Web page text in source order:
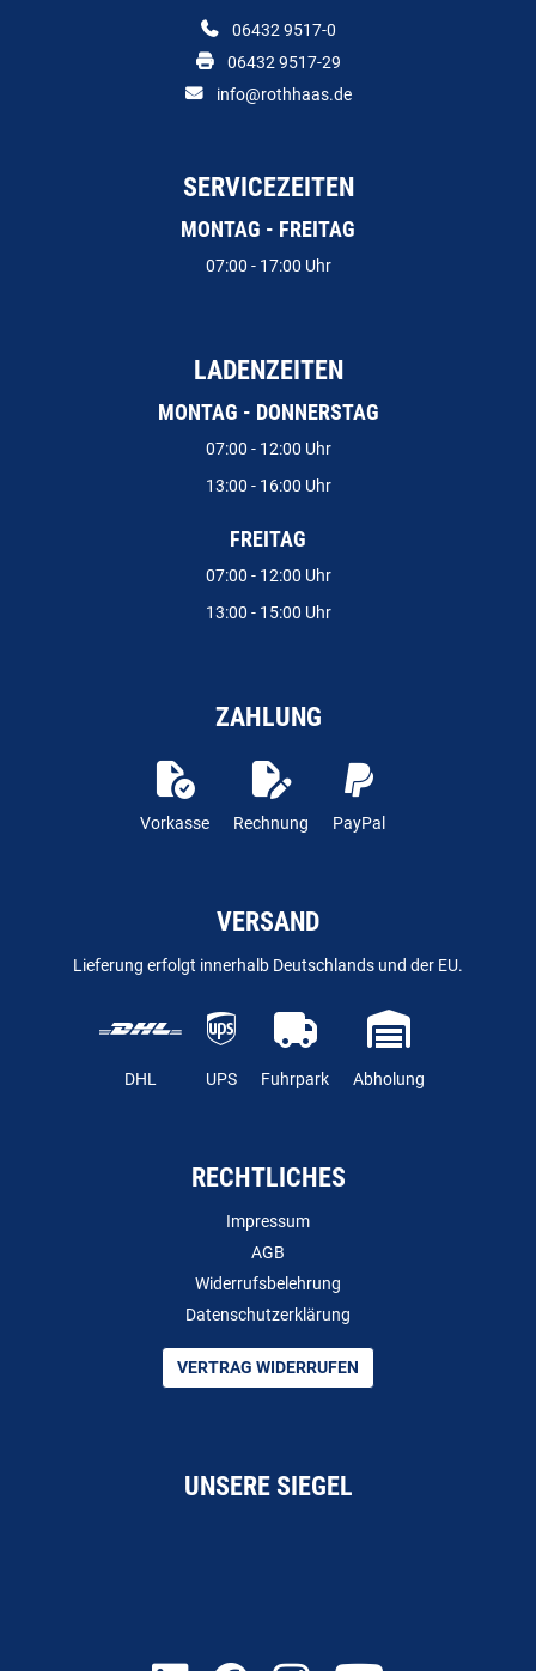
06432 9517-0
06432 9517-29
info@rothhaas.de
SERVICEZEITEN
MONTAG - FREITAG
07:00 - 17:00 Uhr
LADENZEITEN
MONTAG - DONNERSTAG
07:00 - 12:00 Uhr
13:00 - 16:00 Uhr
FREITAG
07:00 - 12:00 Uhr
13:00 - 15:00 Uhr
ZAHLUNG
Vorkasse Rechnung PayPal
VERSAND
Lieferung erfolgt innerhalb Deutschlands und der EU.
DHL UPS Fuhrpark Abholung
RECHTLICHES
Impressum
AGB
Widerrufsbelehrung
Datenschutzerklärung
VERTRAG WIDERRUFEN
UNSERE SIEGEL